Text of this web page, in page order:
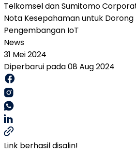
Telkomsel dan Sumitomo
Nota Kesepahaman untuk Dorong
Pengembangan IoT
News
31 Mei 2024
Diperbarui pada 08 Aug 2024
Link berhasil disalin!